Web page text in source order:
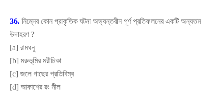
36. নিম্নের কোন প্রাকৃতিক ঘটনা অভ্যন্তরীন পূর্ণ প্রতিফলনের একটি অন্যতম
উদাহরণ?
[a] রামধনু
[b] মরুভূমির মরীচিকা
[c] জলে গাছের প্রতিবিম্ব
[d] আকাশের রং নীল